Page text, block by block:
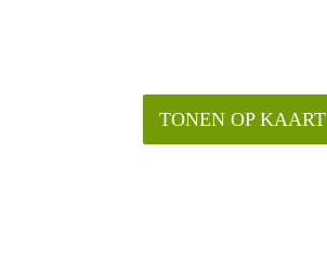
TONEN OP KAART